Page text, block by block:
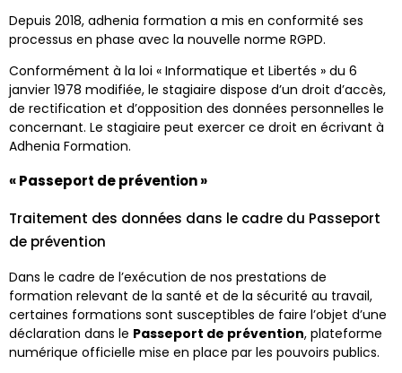
Depuis 2018, adhenia formation a mis en conformité ses
processus en phase avec la nouvelle norme RGPD.
Conformément à la loi « Informatique et Libertés » du 6
janvier 1978 modifiée, le stagiaire dispose d’un droit d’accès,
de rectification et d’opposition des données personnelles le
concernant. Le stagiaire peut exercer ce droit en écrivant à
Adhenia Formation.
« Passeport de prévention »
Traitement des données dans le cadre du Passeport
de prévention
Dans le cadre de l’exécution de nos prestations de
formation relevant de la santé et de la sécurité au travail,
certaines formations sont susceptibles de faire l’objet d’une
déclaration dans le Passeport de prévention, plateforme
numérique officielle mise en place par les pouvoirs publics.